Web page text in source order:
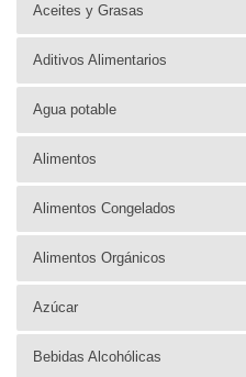
Aceites y Grasas
Aditivos Alimentarios
Agua potable
Alimentos
Alimentos Congelados
Alimentos Orgánicos
Azúcar
Bebidas Alcohólicas